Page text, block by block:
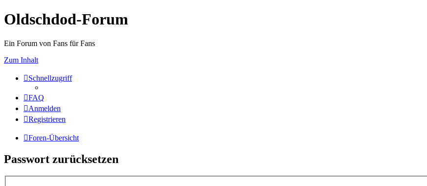
Oldschdod-Forum
Ein Forum von Fans für Fans
Zum Inhalt
Schnellzugriff
FAQ
Anmelden
Registrieren
Foren-Übersicht
Passwort zurücksetzen